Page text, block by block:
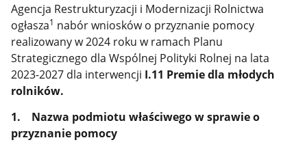
Agencja Restrukturyzacji i Modernizacji Rolnictwa
ogłasza1 nabór wniosków o przyznanie pomocy
realizowany w 2024 roku w ramach Planu
Strategicznego dla Wspólnej Polityki Rolnej na lata
2023-2027 dla interwencji I.11 Premie dla młodych
rolników.
1. Nazwa podmiotu właściwego w sprawie o
przyznanie pomocy